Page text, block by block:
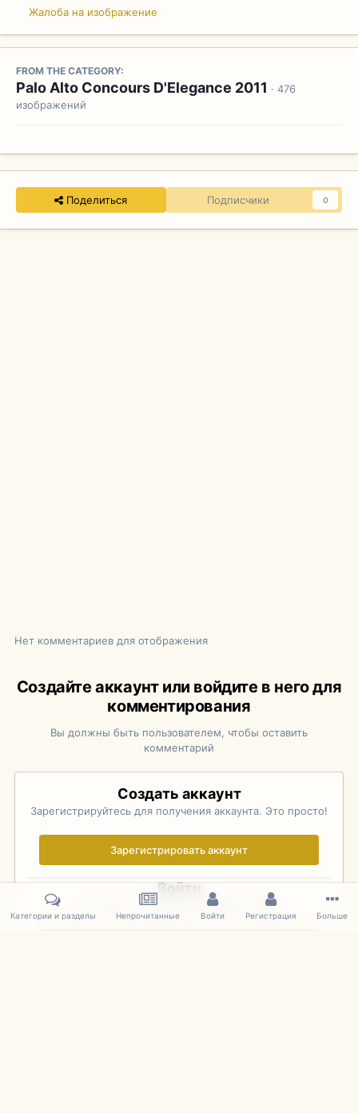
Жалоба на изображение
FROM THE CATEGORY:
Palo Alto Concours D'Elegance 2011 · 476
изображений
Поделиться Подписчики 0
Нет комментариев для отображения
Создайте аккаунт или войдите в него для
комментирования
Вы должны быть пользователем, чтобы оставить
комментарий
Создать аккаунт
Зарегистрируйтесь для получения аккаунта. Это просто!
Зарегистрировать аккаунт
Войти
Уже зарегистрированы? Войдите здесь.
Категории и разделы Непрочитанные Войти Регистрация Больше